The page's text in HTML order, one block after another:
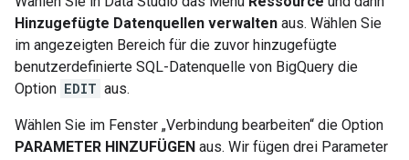
Hinzugefügte Datenquellen verwalten aus. Wählen Sie
im angezeigten Bereich für die zuvor hinzugefügte
benutzerdefinierte SQL-Datenquelle von BigQuery die
Option EDIT aus.
Wählen Sie im Fenster „Verbindung bearbeiten“ die Option
PARAMETER HINZUFÜGEN aus. Wir fügen drei Parameter